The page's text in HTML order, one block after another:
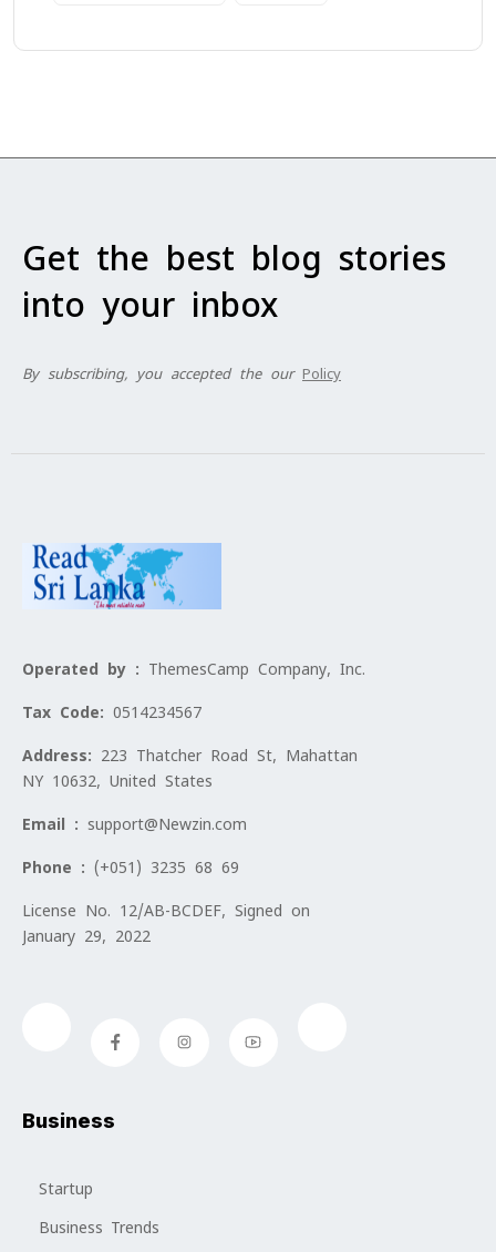
Get the best blog stories
into your inbox
By subscribing, you accepted the our Policy
Operated by : ThemesCamp Company, Inc.
Tax Code: 0514234567
Address: 223 Thatcher Road St, Mahattan
NY 10632, United States
Email : support@Newzin.com
Phone : (+051) 3235 68 69
License No. 12/AB-BCDEF, Signed on
January 29, 2022
Business
Startup
Business Trends